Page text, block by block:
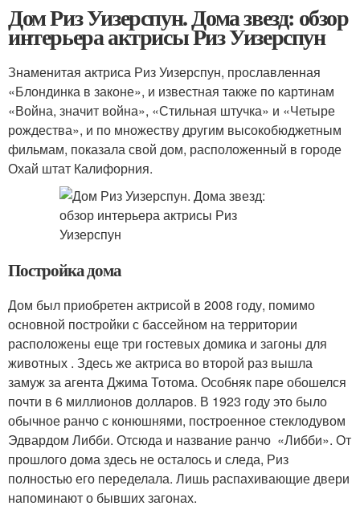
Дом Риз Уизерспун. Дома звезд: обзор
интерьера актрисы Риз Уизерспун
Знаменитая актриса Риз Уизерспун, прославленная
«Блондинка в законе», и известная также по картинам
«Война, значит война», «Стильная штучка» и «Четыре
рождества», и по множеству другим высокобюджетным
фильмам, показала свой дом, расположенный в городе
Охай штат Калифорния.
Постройка дома
Дом был приобретен актрисой в 2008 году, помимо
основной постройки с бассейном на территории
расположены еще три гостевых домика и загоны для
животных . Здесь же актриса во второй раз вышла
замуж за агента Джима Тотома. Особняк паре обошелся
почти в 6 миллионов долларов. В 1923 году это было
обычное ранчо с конюшнями, построенное стеклодувом
Эдвардом Либби. Отсюда и название ранчо «Либби». От
прошлого дома здесь не осталось и следа, Риз
полностью его переделала. Лишь распахивающие двери
напоминают о бывших загонах.